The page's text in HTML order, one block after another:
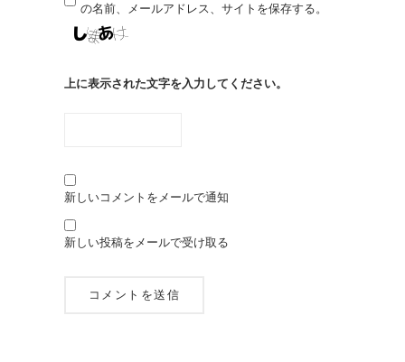
の名前、メールアドレス、サイトを保存する。
上に表示された文字を入力してください。
新しいコメントをメールで通知
新しい投稿をメールで受け取る